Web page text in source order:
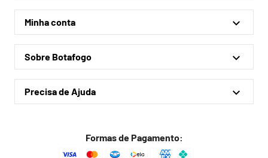
Linha Oficial
Treino e Viagem
Coleções
Minha conta
Minha conta
Meus pedidos
Sobre Botafogo
Quem somos
Lojas físicas
Precisa de Ajuda
Formas de Pagamento: